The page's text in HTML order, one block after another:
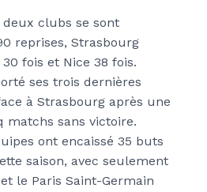
clubs se sont
reprises, Strasbourg
fois et Nice 38 fois.
ses trois dernières
à Strasbourg après une
matchs sans victoire.
ont encaissé 35 buts
saison, avec seulement
le Paris Saint-Germain